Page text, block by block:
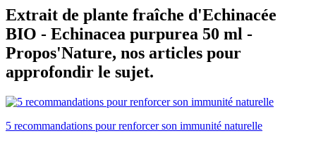
Extrait de plante fraîche d'Echinacée
BIO - Echinacea purpurea 50 ml -
Propos'Nature, nos articles pour
approfondir le sujet.
5 recommandations pour renforcer son immunité naturelle